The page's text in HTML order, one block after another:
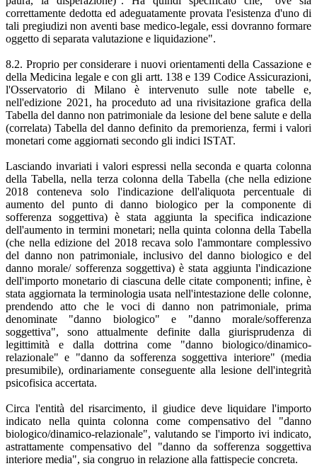
correttamente dedotta ed adeguatamente provata l'esistenza d'uno di
tali pregiudizi non aventi base medico-legale, essi dovranno formare
oggetto di separata valutazione e liquidazione".
8.2. Proprio per considerare i nuovi orientamenti della Cassazione e
della Medicina legale e con gli artt. 138 e 139 Codice Assicurazioni,
l'Osservatorio di Milano è intervenuto sulle note tabelle e,
nell'edizione 2021, ha proceduto ad una rivisitazione grafica della
Tabella del danno non patrimoniale da lesione del bene salute e della
(correlata) Tabella del danno definito da premorienza, fermi i valori
monetari come aggiornati secondo gli indici ISTAT.
Lasciando invariati i valori espressi nella seconda e quarta colonna
della Tabella, nella terza colonna della Tabella (che nella edizione
2018 conteneva solo l'indicazione dell'aliquota percentuale di
aumento del punto di danno biologico per la componente di
sofferenza soggettiva) è stata aggiunta la specifica indicazione
dell'aumento in termini monetari; nella quinta colonna della Tabella
(che nella edizione del 2018 recava solo l'ammontare complessivo
del danno non patrimoniale, inclusivo del danno biologico e del
danno morale/ sofferenza soggettiva) è stata aggiunta l'indicazione
dell'importo monetario di ciascuna delle citate componenti; infine, è
stata aggiornata la terminologia usata nell'intestazione delle colonne,
prendendo atto che le voci di danno non patrimoniale, prima
denominate "danno biologico" e "danno morale/sofferenza
soggettiva", sono attualmente definite dalla giurisprudenza di
legittimità e dalla dottrina come "danno biologico/dinamico-
relazionale" e "danno da sofferenza soggettiva interiore" (media
presumibile), ordinariamente conseguente alla lesione dell'integrità
psicofisica accertata.
Circa l'entità del risarcimento, il giudice deve liquidare l'importo
indicato nella quinta colonna come compensativo del "danno
biologico/dinamico-relazionale", valutando se l'importo ivi indicato,
astrattamente compensativo del "danno da sofferenza soggettiva
interiore media", sia congruo in relazione alla fattispecie concreta.